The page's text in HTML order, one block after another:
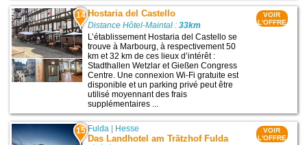
14 Hostaria del Castello
Distance Hôtel-Maintal :33km
L’établissement Hostaria del Castello se
trouve à Marbourg, à respectivement 50
km et 32 km de ces lieux d’intérêt :
Stadthallen Wetzlar et Gießen Congress
Centre. Une connexion Wi-Fi gratuite est
disponible et un parking privé peut être
utilisé moyennant des frais
supplémentaires ...
VOIR
L'OFFRE
15 Fulda Hesse
Das Landhotel am Trätzhof Fulda
VOIR
L'OFFRE